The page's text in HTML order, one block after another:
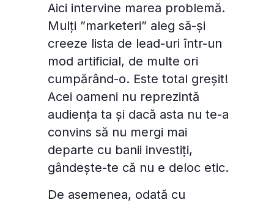
Aici intervine marea problemă.
Mulți ”marketeri” aleg să-și
creeze lista de lead-uri într-un
mod artificial, de multe ori
cumpărând-o. Este total greșit!
Acei oameni nu reprezintă
audiența ta și dacă asta nu te-a
convins să nu mergi mai
departe cu banii investiți,
gândește-te că nu e deloc etic.
De asemenea, odată cu